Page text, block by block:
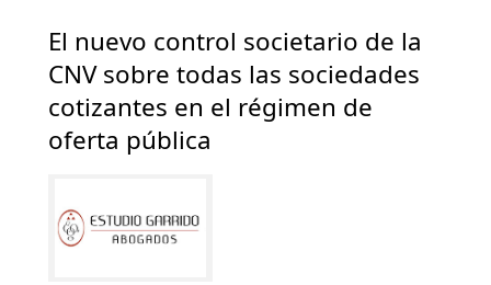
El nuevo control societario de la
CNV sobre todas las sociedades
cotizantes en el régimen de
oferta pública